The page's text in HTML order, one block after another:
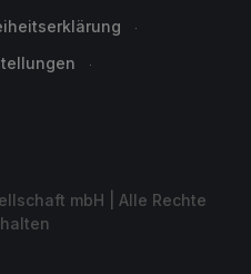
mbH | Alle Rechte